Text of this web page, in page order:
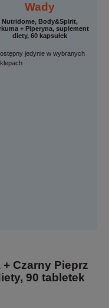
Wady
Nutridome, Body&Spirit,
+ Piperyna, suplement
diety, 60 kapsułek
jedynie w wybranych
Czarny Pieprz
90 tabletek